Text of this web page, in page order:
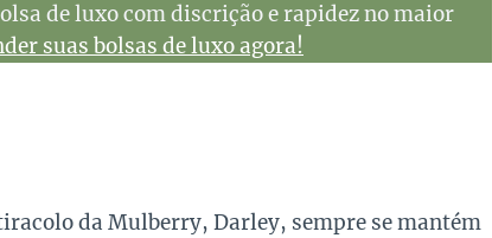
de luxo com discrição e rapidez no maior
suas bolsas de luxo agora!
da Mulberry, Darley, sempre se mantém